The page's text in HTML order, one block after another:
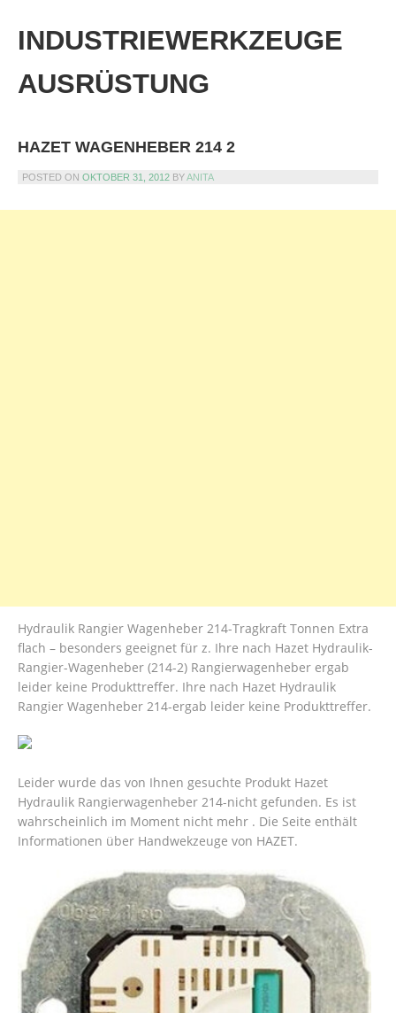
content
INDUSTRIEWERKZEUGE
AUSRÜSTUNG
HAZET WAGENHEBER 214 2
POSTED ON OKTOBER 31, 2012 BYANITA
Hydraulik Rangier Wagenheber 214-Tragkraft Tonnen Extra
flach – besonders geeignet für z. Ihre nach Hazet Hydraulik-
Rangier-Wagenheber (214-2) Rangierwagenheber ergab
leider keine Produkttreffer. Ihre nach Hazet Hydraulik
Rangier Wagenheber 214-ergab leider keine Produkttreffer.
Leider wurde das von Ihnen gesuchte Produkt Hazet
Hydraulik Rangierwagenheber 214-nicht gefunden. Es ist
wahrscheinlich im Moment nicht mehr . Die Seite enthält
Informationen über Handwekzeuge von HAZET.